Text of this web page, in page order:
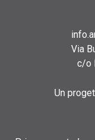
Via
c/o
Un